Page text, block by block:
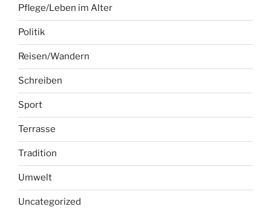
Pflege/Leben im Alter
Politik
Reisen/Wandern
Schreiben
Sport
Terrasse
Tradition
Umwelt
Uncategorized